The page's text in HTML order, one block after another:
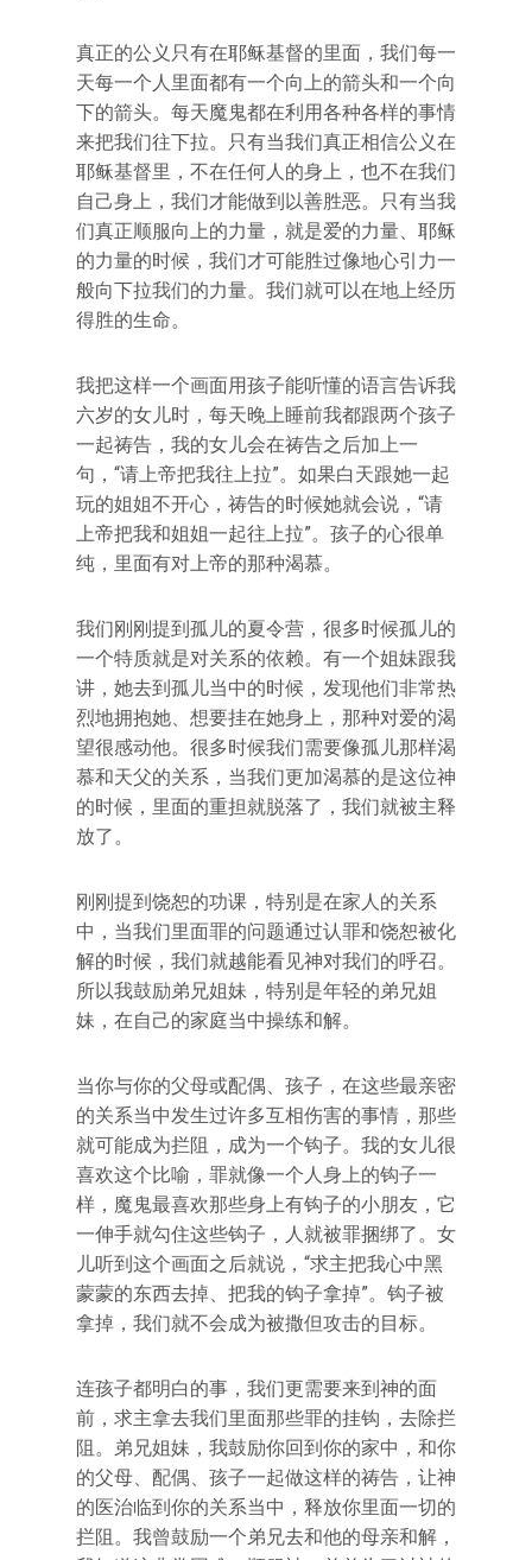
真正的公义只有在耶稣基督的里面，我们每一
天每一个人里面都有一个向上的箭头和一个向
下的箭头。每天魔鬼都在利用各种各样的事情
来把我们往下拉。只有当我们真正相信公义在
耶稣基督里，不在任何人的身上，也不在我们
自己身上，我们才能做到以善胜恶。只有当我
们真正顺服向上的力量，就是爱的力量、耶稣
的力量的时候，我们才可能胜过像地心引力一
般向下拉我们的力量。我们就可以在地上经历
得胜的生命。
我把这样一个画面用孩子能听懂的语言告诉我
六岁的女儿时，每天晚上睡前我都跟两个孩子
一起祷告，我的女儿会在祷告之后加上一
句，“请上帝把我往上拉”。如果白天跟她一起
玩的姐姐不开心，祷告的时候她就会说，“请
上帝把我和姐姐一起往上拉”。孩子的心很单
纯，里面有对上帝的那种渴慕。
我们刚刚提到孤儿的夏令营，很多时候孤儿的
一个特质就是对关系的依赖。有一个姐妹跟我
讲，她去到孤儿当中的时候，发现他们非常热
烈地拥抱她、想要挂在她身上，那种对爱的渴
望很感动他。很多时候我们需要像孤儿那样渴
慕和天父的关系，当我们更加渴慕的是这位神
的时候，里面的重担就脱落了，我们就被主释
放了。
刚刚提到饶恕的功课，特别是在家人的关系
中，当我们里面罪的问题通过认罪和饶恕被化
解的时候，我们就越能看见神对我们的呼召。
所以我鼓励弟兄姐妹，特别是年轻的弟兄姐
妹，在自己的家庭当中操练和解。
当你与你的父母或配偶、孩子，在这些最亲密
的关系当中发生过许多互相伤害的事情，那些
就可能成为拦阻，成为一个钩子。我的女儿很
喜欢这个比喻，罪就像一个人身上的钩子一
样，魔鬼最喜欢那些身上有钩子的小朋友，它
一伸手就勾住这些钩子，人就被罪捆绑了。女
儿听到这个画面之后就说，“求主把我心中黑
蒙蒙的东西去掉、把我的钩子拿掉”。钩子被
拿掉，我们就不会成为被撒但攻击的目标。
连孩子都明白的事，我们更需要来到神的面
前，求主拿去我们里面那些罪的挂钩，去除拦
阻。弟兄姐妹，我鼓励你回到你的家中，和你
的父母、配偶、孩子一起做这样的祷告，让神
的医治临到你的关系当中，释放你里面一切的
拦阻。我曾鼓励一个弟兄去和他的母亲和解，